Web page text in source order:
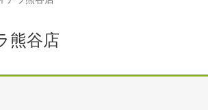
熊谷店